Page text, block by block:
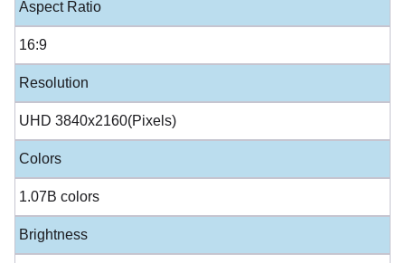
Aspect Ratio
16:9
Resolution
UHD 3840x2160(Pixels)
Colors
1.07B colors
Brightness